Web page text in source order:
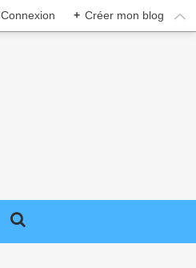
Connexion + Créer mon blog